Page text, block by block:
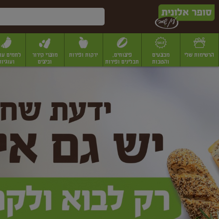
דלג לתפריט הקטגוריות
דלג לתוכן הראשי
דלג לתפריט התחתון
הרשימות שלי מבצעים
והטבות
פיצוחים,
תבלינים ופירות
יבשים
ירקות ופירות מוצרי קירור
וביצים
לחמים
פיצוחים, שקדים ואגוזיםפיצוחים במשקלפיצוחים ארוזיםפירות יבשים
שמר
דף
הבית